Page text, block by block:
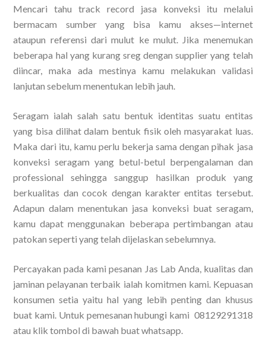
Mencari tahu track record jasa konveksi itu melalui
bermacam sumber yang bisa kamu akses—internet
ataupun referensi dari mulut ke mulut. Jika menemukan
beberapa hal yang kurang sreg dengan supplier yang telah
diincar, maka ada mestinya kamu melakukan validasi
lanjutan sebelum menentukan lebih jauh.
Seragam ialah salah satu bentuk identitas suatu entitas
yang bisa dilihat dalam bentuk fisik oleh masyarakat luas.
Maka dari itu, kamu perlu bekerja sama dengan pihak jasa
konveksi seragam yang betul-betul berpengalaman dan
professional sehingga sanggup hasilkan produk yang
berkualitas dan cocok dengan karakter entitas tersebut.
Adapun dalam menentukan jasa konveksi buat seragam,
kamu dapat menggunakan beberapa pertimbangan atau
patokan seperti yang telah dijelaskan sebelumnya.
Percayakan pada kami pesanan Jas Lab Anda, kualitas dan
jaminan pelayanan terbaik ialah komitmen kami. Kepuasan
konsumen setia yaitu hal yang lebih penting dan khusus
buat kami. Untuk pemesanan hubungi kami 08129291318
atau klik tombol di bawah buat whatsapp.